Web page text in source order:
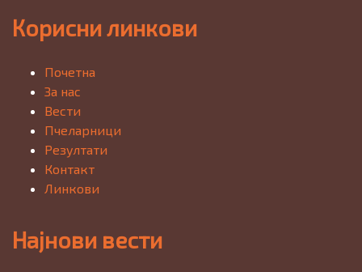
Корисни линкови
Почетна
За нас
Вести
Пчеларници
Резултати
Контакт
Линкови
Најнови вести